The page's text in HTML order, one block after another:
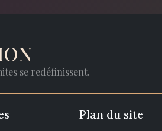
se redéfinissent.
Plan du site